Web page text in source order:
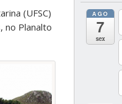
(UFSC)
no Planalto
AGO
7
sex